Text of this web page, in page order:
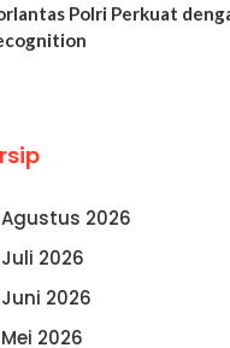
Polri Perkuat
Agustus 2026
Juli 2026
Juni 2026
Mei 2026